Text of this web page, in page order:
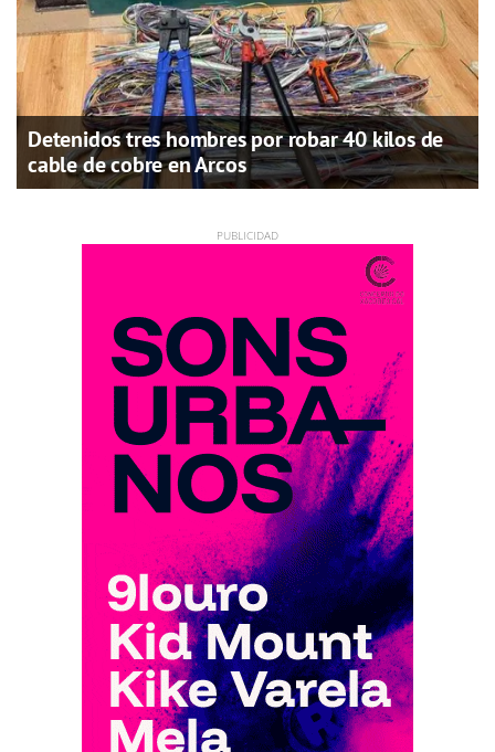
Detenidos tres hombres por robar 40 kilos de
cable de cobre en Arcos